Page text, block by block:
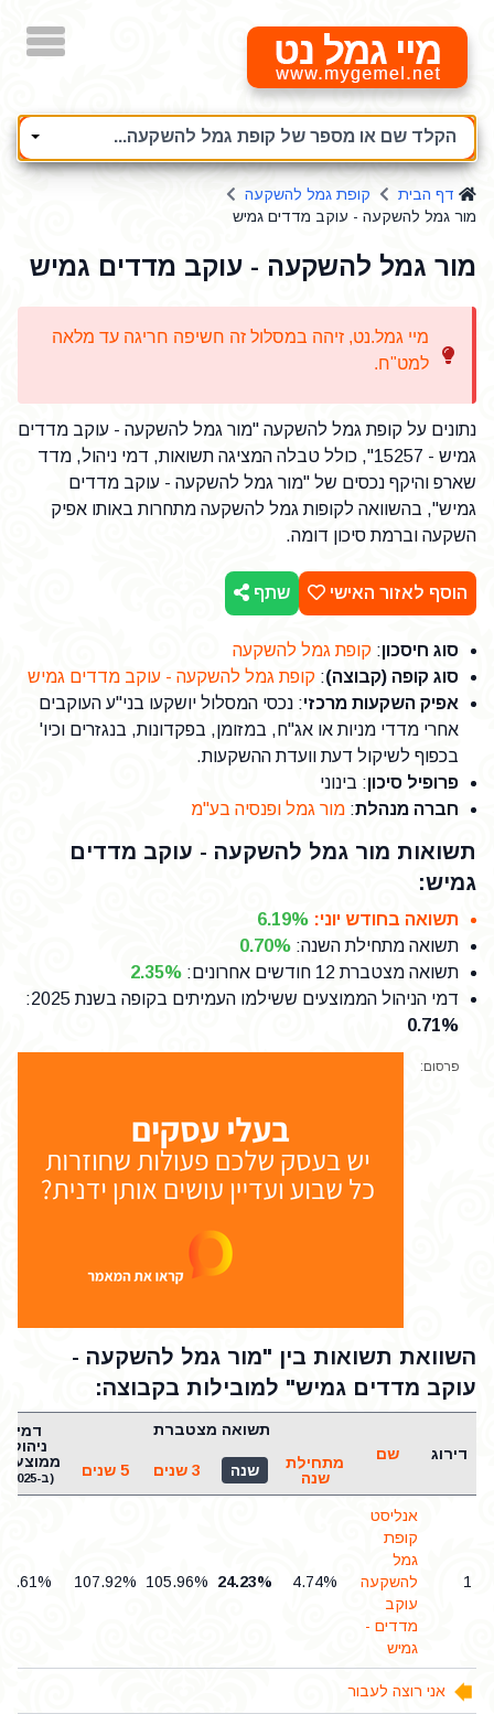
מיי גמל נט
הקלד שם או מספר של קופת גמל להשקעה...
דף הבית
קופת גמל להשקעה
מור גמל להשקעה - עוקב מדדים גמיש
מור גמל להשקעה - עוקב מדדים גמיש
מיי גמל.נט, זיהה במסלול זה חשיפה חריגה עד מלאה
למט"ח.
נתונים על קופת גמל להשקעה "מור גמל להשקעה - עוקב מדדים
גמיש - 15257", כולל טבלה המציגה תשואות, דמי ניהול, מדד
שארפ והיקף נכסים של "מור גמל להשקעה - עוקב מדדים
גמיש", בהשוואה לקופות גמל להשקעה מתחרות באותו אפיק
השקעה וברמת סיכון דומה.
הוסף לאזור האישי שתף
סוג חיסכון: קופת גמל להשקעה
סוג קופה (קבוצה): קופת גמל להשקעה - עוקב מדדים גמיש
אפיק השקעות מרכזי: נכסי המסלול יושקעו בני"ע העוקבים
אחרי מדדי מניות או אג"ח, במזומן, בפקדונות, בנגזרים וכיו'
בכפוף לשיקול דעת וועדת ההשקעות.
פרופיל סיכון: בינוני
חברה מנהלת: מור גמל ופנסיה בע"מ
תשואות מור גמל להשקעה - עוקב מדדים
גמיש:
תשואה בחודש יוני:
6.19%
תשואה מתחילת השנה:
0.70%
תשואה מצטברת 12 חודשים אחרונים
:
2.35%
דמי הניהול הממוצעים ששילמו העמיתים בקופה בשנת 2025
:
0.71%
פרסום:
השוואת תשואות בין "מור גמל להשקעה -
עוקב מדדים גמיש" למובילות בקבוצה:
דירוג שם
תשואה מצטברת
דמי
ניהול
(ב-2025)
מתחילת
שנה
שנה 3 שנים 5 שנים
1
אנליסט
קופת
גמל
להשקעה
עוקב
מדדים -
גמיש
4.74%
24.23%
105.96%
107.92%
0.61%
אני רוצה לעבור